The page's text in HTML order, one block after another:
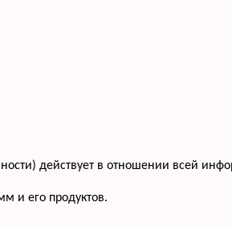
действует в отношении всей
и его продуктов.